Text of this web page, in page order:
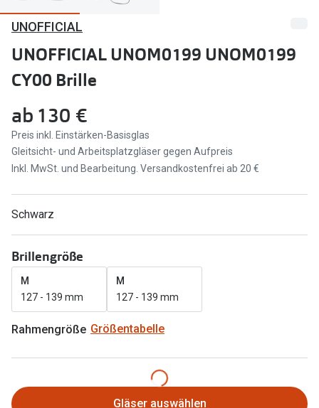
Marken
Ray-Ban
DbyD
Prada
Seen
Miu Miu
alle Marken
Brillenpass richtig lesen
Alle Brillen Ratgeber
Angebote
Brillen 2 für 1
20% auf selbsttönende Gläser
Marken
Oakley
Randlose
UNOFFICIAL
UNOFFICIAL UNOM0199 UNOM0199
CY00 Brille
ab 130 €
Preis inkl. Einstärken-Basisglas
Gleitsicht- und Arbeitsplatzgläser gegen Aufpreis
Inkl. MwSt. und Bearbeitung. Versandkostenfrei ab 20 €
Schwarz
Brillengröße
M
127 - 139 mm
M
127 - 139 mm
Rahmengröße Größentabelle
Gläser auswählen